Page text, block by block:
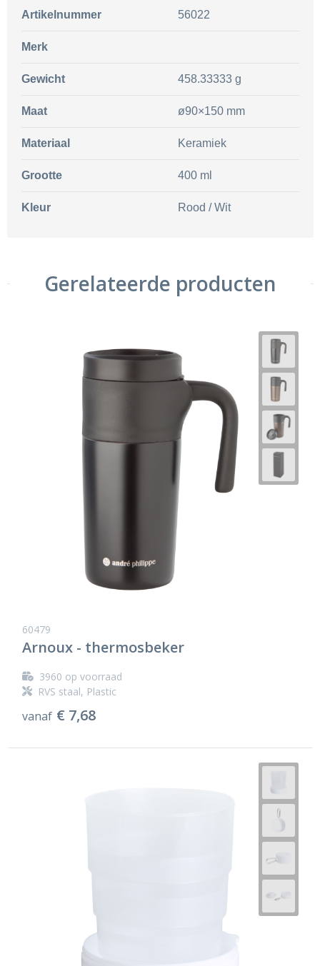
Artikelnummer 56022
Merk
Gewicht 458.33333 g
Maat ø90×150 mm
Materiaal Keramiek
Grootte 400 ml
Kleur Rood / Wit
Gerelateerde producten
60479
Arnoux - thermosbeker
3960 op voorraad
RVS staal, Plastic
vanaf € 7,68